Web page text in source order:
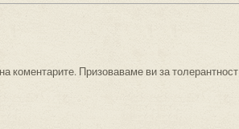
коментарите. Призоваваме ви за толерантност